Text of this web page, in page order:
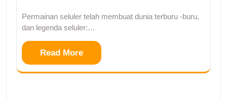
Permainan seluler telah membuat dunia terburu -buru,
dan legenda seluler:…
Read More